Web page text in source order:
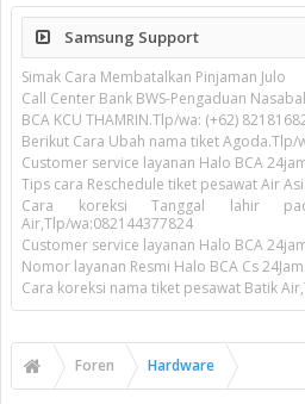
Samsung Support
Simak Cara Membatalkan Pinjaman Julo
Call Center Bank BWS-Pengaduan
BCA KCU THAMRIN.Tlp/wa: (+62)
Berikut Cara Ubah nama tiket Agoda.Tlp/
Customer service layanan Halo BCA
Tips cara Reschedule tiket pesawat Air
Cara koreksi Tanggal lahir
Air,Tlp/wa:082144377824
Customer service layanan Halo BCA
Nomor layanan Resmi Halo BCA Cs 24Jam
Cara koreksi nama tiket pesawat Batik
Foren Hardware